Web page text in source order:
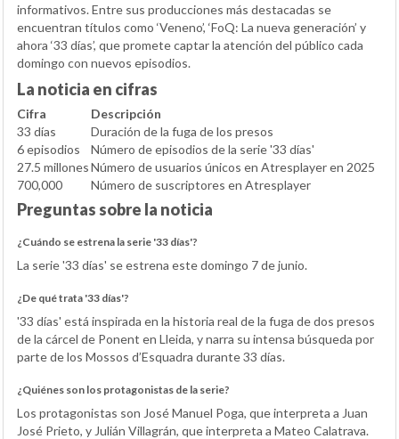
informativos. Entre sus producciones más destacadas se
encuentran títulos como ‘Veneno’, ‘FoQ: La nueva generación’ y
ahora ‘33 días’, que promete captar la atención del público cada
domingo con nuevos episodios.
La noticia en cifras
Cifra
Descripción
33 días
Duración de la fuga de los presos
6 episodios
Número de episodios de la serie '33 días'
27.5 millonesNúmero de usuarios únicos en Atresplayer en 2025
700,000
Número de suscriptores en Atresplayer
Preguntas sobre la noticia
¿Cuándo se estrena la serie '33 días'?
La serie '33 días' se estrena este domingo 7 de junio.
¿De qué trata '33 días'?
'33 días' está inspirada en la historia real de la fuga de dos presos
de la cárcel de Ponent en Lleida, y narra su intensa búsqueda por
parte de los Mossos d’Esquadra durante 33 días.
¿Quiénes son los protagonistas de la serie?
Los protagonistas son José Manuel Poga, que interpreta a Juan
José Prieto, y Julián Villagrán, que interpreta a Mateo Calatrava.